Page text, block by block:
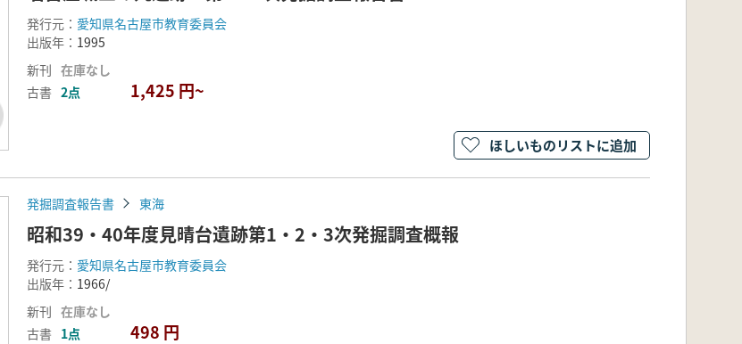
発行元： 愛知県名古屋市教育委員会
出版年： 1995
新刊 在庫なし
古書 2点 1,425 円~
ほしいものリストに追加
発掘調査報告書 東海
昭和39・40年度見晴台遺跡第1・2・3次発掘調査概報
発行元： 愛知県名古屋市教育委員会
出版年： 1966/
新刊 在庫なし
古書 1点 498 円